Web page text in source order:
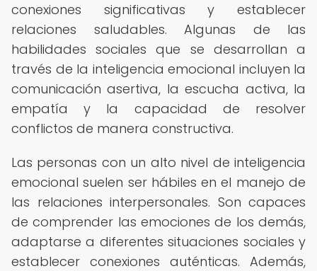
conexiones significativas y establecer
relaciones saludables. Algunas de las
habilidades sociales que se desarrollan a
través de la inteligencia emocional incluyen la
comunicación asertiva, la escucha activa, la
empatía y la capacidad de resolver
conflictos de manera constructiva.
Las personas con un alto nivel de inteligencia
emocional suelen ser hábiles en el manejo de
las relaciones interpersonales. Son capaces
de comprender las emociones de los demás,
adaptarse a diferentes situaciones sociales y
establecer conexiones auténticas. Además,